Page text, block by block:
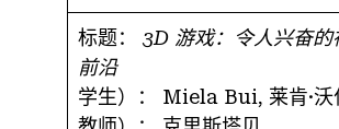
标题：
3D 游戏：令人兴奋的
前沿
学生）：
Miela Bui, 莱肯·沃